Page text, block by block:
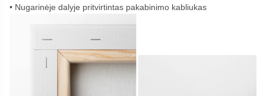
Nugarinėje dalyje pritvirtintas pakabinimo kabliukas